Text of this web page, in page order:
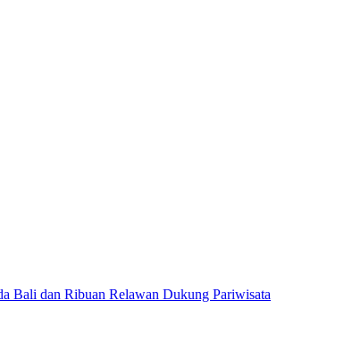
Bali dan Ribuan Relawan Dukung Pariwisata